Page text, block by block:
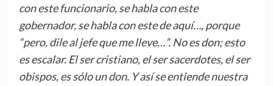
con este funcionario, se habla con este
gobernador, se habla con este de aquí…, porque
“pero, dile al jefe que me lleve…”. No es don; esto
es escalar. El ser cristiano, el ser sacerdotes, el ser
obispos, es sólo un don. Y así se entiende nuestra